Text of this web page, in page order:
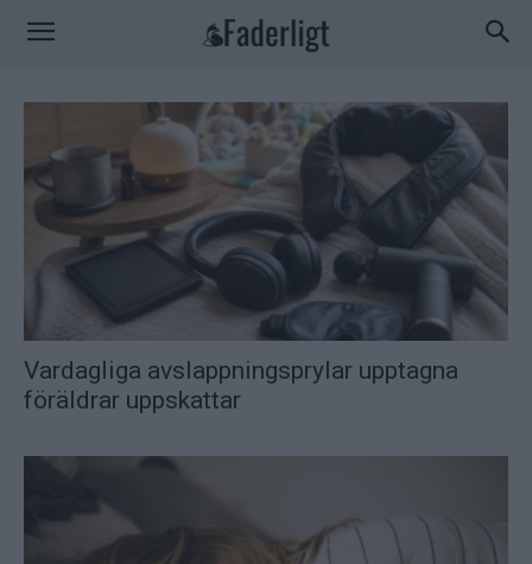
Vardagliga avslappningsprylar upptagna
föräldrar uppskattar